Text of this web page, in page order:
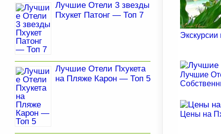
Лучшие
Цены на
Лучшие Отели 3 звезды
Пхукет Патонг — Топ 7
Лучшие Отели Пхукета
на Пляже Карон — Топ 5